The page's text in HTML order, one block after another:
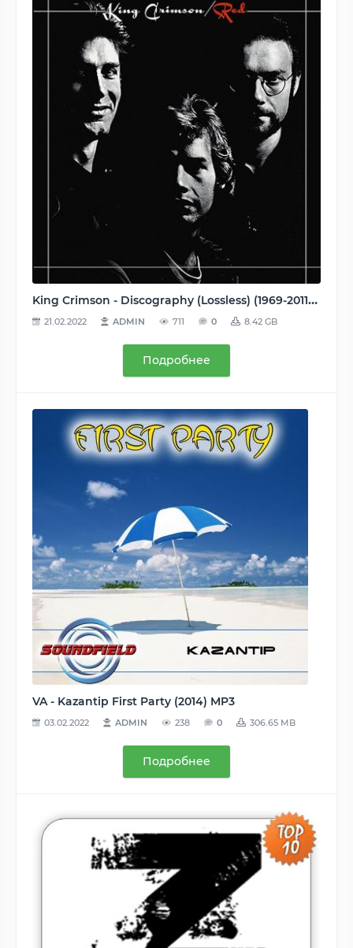
King Crimson - Discography (Lossless) (1969-2011) MP3
21.02.2022 ADMIN 711 0 8.42 GB
Подробнее
VA - Kazantip First Party (2014) MP3
03.02.2022 ADMIN 238 0 306.65 MB
Подробнее